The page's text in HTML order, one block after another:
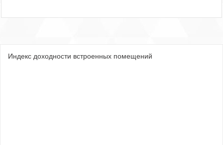
Индекс доходности встроенных помещений